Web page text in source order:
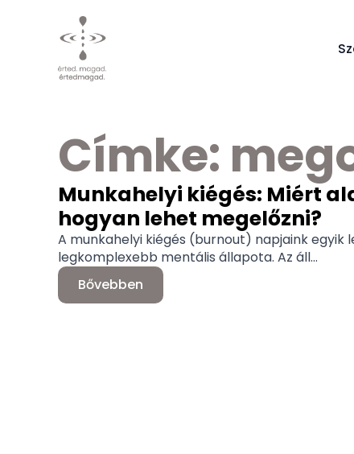
Címke:
Munkahelyi kiégés: Miért
hogyan lehet megelőzni?
A munkahelyi kiégés (burnout) napjaink egyik
legkomplexebb mentális állapota. Az áll...
Bővebben